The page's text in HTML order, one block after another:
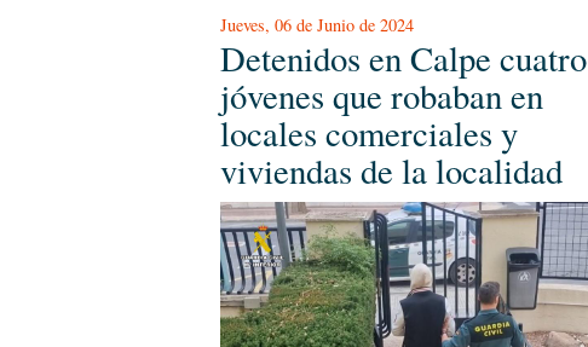
Jueves, 06 de Junio de 2024
Detenidos en Calpe cuatro
jóvenes que robaban en
locales comerciales y
viviendas de la localidad